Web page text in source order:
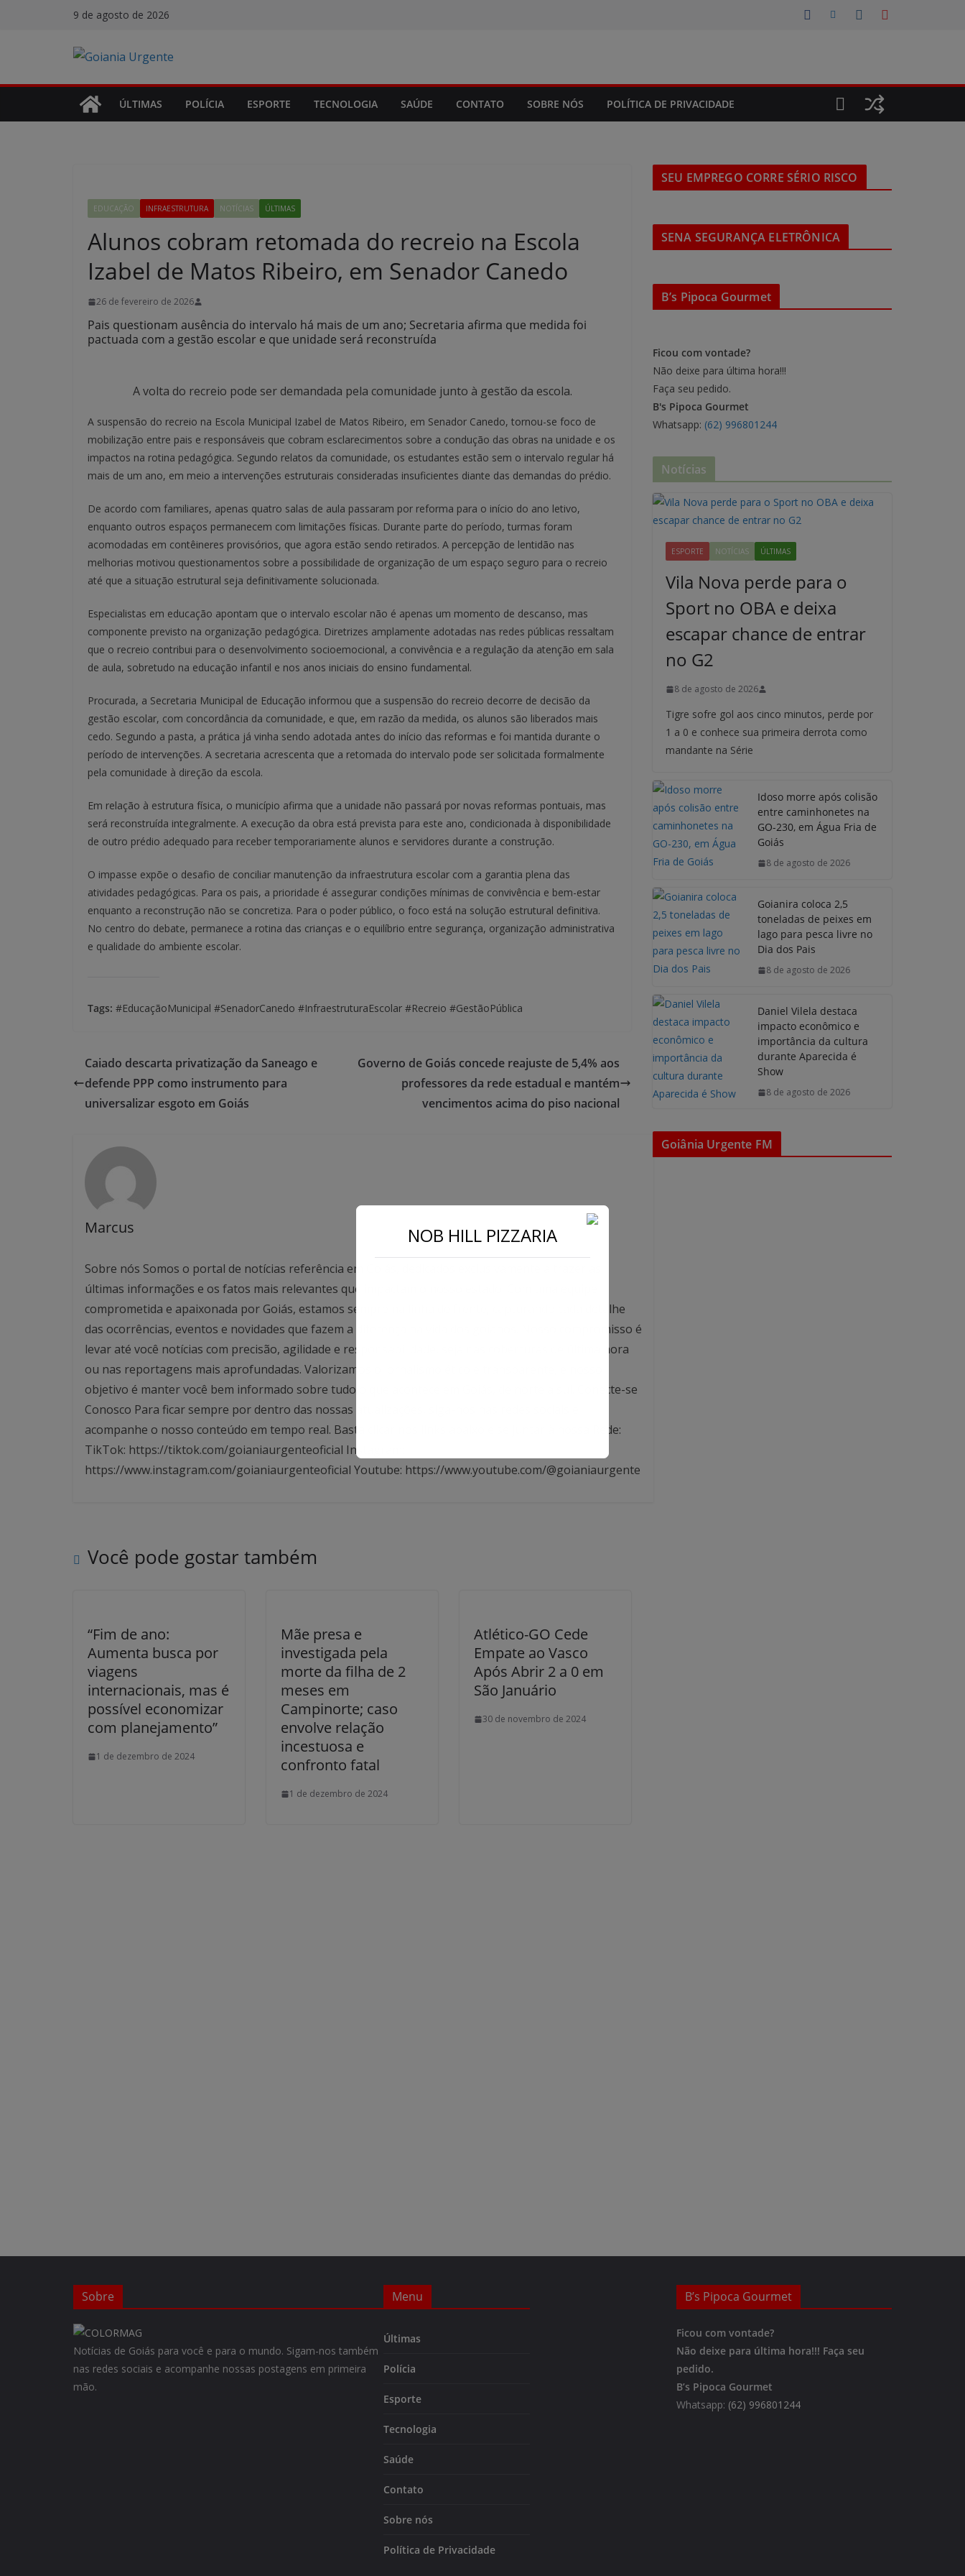
9 de agosto de 2026
ÚLTIMAS POLÍCIA ESPORTE TECNOLOGIA SAÚDE CONTATO SOBRE NÓS POLÍTICA DE PRIVACIDADE
EDUCAÇÃO INFRAESTRUTURA NOTÍCIAS ÚLTIMAS
Alunos cobram retomada do recreio na Escola
Izabel de Matos Ribeiro, em Senador Canedo
26 de fevereiro de 2026
Pais questionam ausência do intervalo há mais de um ano; Secretaria afirma que medida foi
pactuada com a gestão escolar e que unidade será reconstruída
A volta do recreio pode ser demandada pela comunidade junto à gestão da escola.
A suspensão do recreio na Escola Municipal Izabel de Matos Ribeiro, em Senador Canedo, tornou-se foco de
mobilização entre pais e responsáveis que cobram esclarecimentos sobre a condução das obras na unidade e os
impactos na rotina pedagógica. Segundo relatos da comunidade, os estudantes estão sem o intervalo regular há
mais de um ano, em meio a intervenções estruturais consideradas insuficientes diante das demandas do prédio.
De acordo com familiares, apenas quatro salas de aula passaram por reforma para o início do ano letivo,
enquanto outros espaços permanecem com limitações físicas. Durante parte do período, turmas foram
acomodadas em contêineres provisórios, que agora estão sendo retirados. A percepção de lentidão nas
melhorias motivou questionamentos sobre a possibilidade de organização de um espaço seguro para o recreio
até que a situação estrutural seja definitivamente solucionada.
Especialistas em educação apontam que o intervalo escolar não é apenas um momento de descanso, mas
componente previsto na organização pedagógica. Diretrizes amplamente adotadas nas redes públicas ressaltam
que o recreio contribui para o desenvolvimento socioemocional, a convivência e a regulação da atenção em sala
de aula, sobretudo na educação infantil e nos anos iniciais do ensino fundamental.
Procurada, a Secretaria Municipal de Educação informou que a suspensão do recreio decorre de decisão da
gestão escolar, com concordância da comunidade, e que, em razão da medida, os alunos são liberados mais
cedo. Segundo a pasta, a prática já vinha sendo adotada antes do início das reformas e foi mantida durante o
período de intervenções. A secretaria acrescenta que a retomada do intervalo pode ser solicitada formalmente
pela comunidade à direção da escola.
Em relação à estrutura física, o município afirma que a unidade não passará por novas reformas pontuais, mas
será reconstruída integralmente. A execução da obra está prevista para este ano, condicionada à disponibilidade
de outro prédio adequado para receber temporariamente alunos e servidores durante a construção.
O impasse expõe o desafio de conciliar manutenção da infraestrutura escolar com a garantia plena das
atividades pedagógicas. Para os pais, a prioridade é assegurar condições mínimas de convivência e bem-estar
enquanto a reconstrução não se concretiza. Para o poder público, o foco está na solução estrutural definitiva.
No centro do debate, permanece a rotina das crianças e o equilíbrio entre segurança, organização administrativa
e qualidade do ambiente escolar.
Tags: #EducaçãoMunicipal #SenadorCanedo #InfraestruturaEscolar #Recreio #GestãoPública
Caiado descarta privatização da Saneago e
defende PPP como instrumento para
universalizar esgoto em Goiás
Governo de Goiás concede reajuste de 5,4% aos
professores da rede estadual e mantém
vencimentos acima do piso nacional
Marcus
Sobre nós Somos o portal de notícias referência em Goiás, dedicados exclusivamente a trazer as
últimas informações e os fatos mais relevantes que impactam o nosso estado. Com uma equipe
comprometida e apaixonada por Goiás, estamos sempre na linha de frente, capturando cada detalhe
das ocorrências, eventos e novidades que fazem a diferença na vida dos goianos. Nosso compromisso é
levar até você notícias com precisão, agilidade e responsabilidade, seja nas coberturas de última hora
ou nas reportagens mais aprofundadas. Valorizamos o jornalismo ético e transparente, e nosso
objetivo é manter você bem informado sobre tudo o que acontece em Goiás, de norte a sul. Conecte-se
Conosco Para ficar sempre por dentro das nossas atualizações, siga-nos nas redes sociais e
acompanhe o nosso conteúdo em tempo real. Basta clicar nos links abaixo e se juntar à nossa Rede:
TikTok: https://tiktok.com/goianiaurgenteoficial Instagram:
https://www.instagram.com/goianiaurgenteoficial Youtube: https://www.youtube.com/@goianiaurgente
Você pode gostar também
“Fim de ano:
Aumenta busca por
viagens
internacionais, mas é
possível economizar
com planejamento”
1 de dezembro de 2024
Mãe presa e
investigada pela
morte da filha de 2
meses em
Campinorte; caso
envolve relação
incestuosa e
confronto fatal
1 de dezembro de 2024
Atlético-GO Cede
Empate ao Vasco
Após Abrir 2 a 0 em
São Januário
30 de novembro de 2024
SEU EMPREGO CORRE SÉRIO RISCO
SENA SEGURANÇA ELETRÔNICA
B’s Pipoca Gourmet
Ficou com vontade?
Não deixe para última hora!!!
Faça seu pedido.
B's Pipoca Gourmet
Whatsapp: (62) 996801244
Notícias
ESPORTE NOTÍCIAS ÚLTIMAS
Vila Nova perde para o
Sport no OBA e deixa
escapar chance de entrar
no G2
8 de agosto de 2026
Tigre sofre gol aos cinco minutos, perde por
1 a 0 e conhece sua primeira derrota como
mandante na Série
Idoso morre após colisão
entre caminhonetes na
GO-230, em Água Fria de
Goiás
8 de agosto de 2026
Goianira coloca 2,5
toneladas de peixes em
lago para pesca livre no
Dia dos Pais
8 de agosto de 2026
Daniel Vilela destaca
impacto econômico e
importância da cultura
durante Aparecida é
Show
8 de agosto de 2026
Goiânia Urgente FM
Sobre
Notícias de Goiás para você e para o mundo. Sigam-nos também
nas redes sociais e acompanhe nossas postagens em primeira
mão.
Menu
Últimas
Polícia
Esporte
Tecnologia
Saúde
Contato
Sobre nós
Política de Privacidade
B’s Pipoca Gourmet
Ficou com vontade?
Não deixe para última hora!!! Faça seu
pedido.
B’s Pipoca Gourmet
Whatsapp: (62) 996801244
NOB HILL PIZZARIA